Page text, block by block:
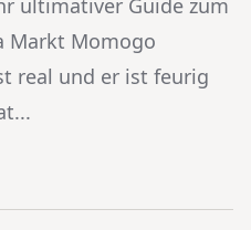
ultimativer Guide zum
Markt Momogo
real und er ist feurig